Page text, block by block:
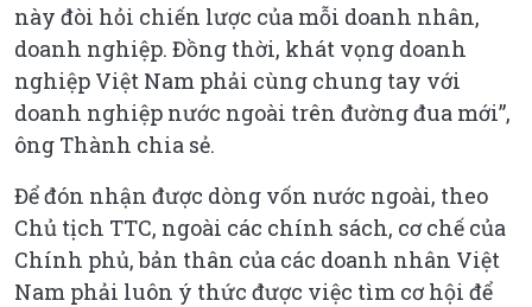
này đòi hỏi chiến lược của mỗi doanh nhân,
doanh nghiệp. Đồng thời, khát vọng doanh
nghiệp Việt Nam phải cùng chung tay với
doanh nghiệp nước ngoài trên đường đua mới”,
ông Thành chia sẻ.
Để đón nhận được dòng vốn nước ngoài, theo
Chủ tịch TTC, ngoài các chính sách, cơ chế của
Chính phủ, bản thân của các doanh nhân Việt
Nam phải luôn ý thức được việc tìm cơ hội để